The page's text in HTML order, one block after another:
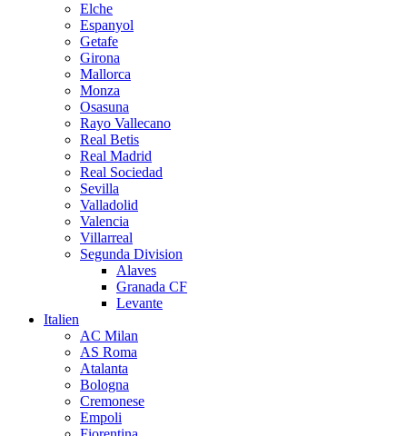
Elche
Espanyol
Getafe
Girona
Mallorca
Monza
Osasuna
Rayo Vallecano
Real Betis
Real Madrid
Real Sociedad
Sevilla
Valladolid
Valencia
Villarreal
Segunda Division
Alaves
Granada CF
Levante
Italien
AC Milan
AS Roma
Atalanta
Bologna
Cremonese
Empoli